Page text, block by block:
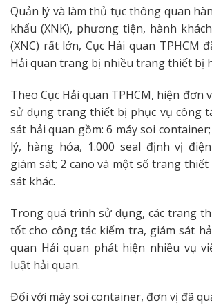
Quản lý và làm thủ tục thông quan
khẩu (XNK), phương tiện, hành
(XNC) rất lớn, Cục Hải quan TPHCM
Hải quan trang bị nhiều trang thiết bị
Theo Cục Hải quan TPHCM, hiện đơn
sử dụng trang thiết bị phục vụ công
sát hải quan gồm: 6 máy soi
lý, hàng hóa, 1.000 seal định vị
giám sát; 2 cano và một số trang
sát khác.
Trong quá trình sử dụng, các trang
tốt cho công tác kiểm tra, giám sát
quan Hải quan phát hiện nhiều vụ
luật hải quan.
Đối với máy soi container, đơn vị đã